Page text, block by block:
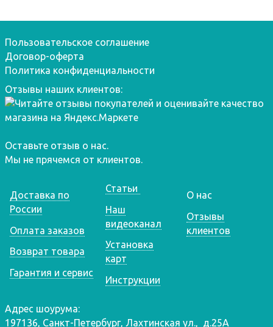
Пользовательское соглашение
Договор-оферта
Политика конфиденциальности
Отзывы наших клиентов:
Оставьте отзыв о нас.
Мы не прячемся от клиентов.
Доставка по
России
Оплата заказов
Возврат товара
Гарантия и сервис
Статьи
Наш
видеоканал
Установка
карт
Инструкции
О нас
Отзывы
клиентов
Адрес шоурума:
197136, Санкт-Петербург, Лахтинская ул., д.25А